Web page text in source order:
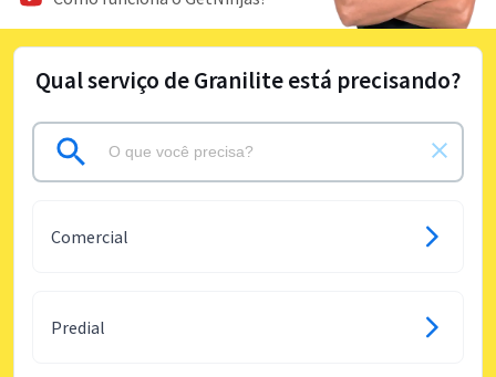
Qual serviço de Granilite está precisando?
Comercial
Predial